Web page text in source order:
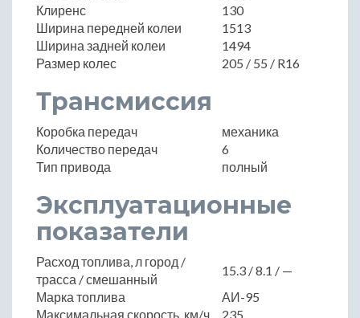
Клиренс
130
Ширина передней колеи
1513
Ширина задней колеи
1494
Размер колес
205 / 55 / R16
Трансмиссия
Коробка передач
механика
Количество передач
6
Тип привода
полный
Эксплуатационные
показатели
Расход топлива, л город /
трасса / смешанный
15.3 / 8.1 / —
Марка топлива
АИ-95
Максимальная скорость, км/ч
235